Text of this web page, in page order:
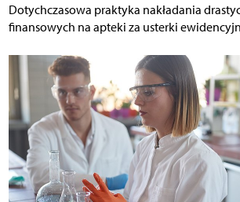
Dotychczasowa praktyka nakładania
finansowych na apteki za usterki